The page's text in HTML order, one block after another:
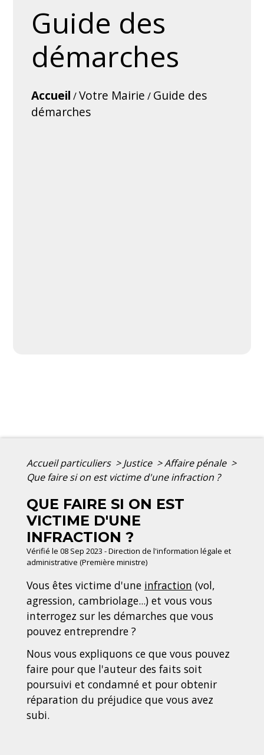
Guide des
démarches
Accueil /Votre Mairie / Guide des
démarches
Accueil particuliers > Justice >Affaire pénale >
Que faire si on est victime d'une infraction ?
QUE FAIRE SI ON EST
VICTIME D'UNE
INFRACTION ?
Vérifié le 08 Sep 2023 - Direction de l'information légale et
administrative (Première ministre)
Vous êtes victime d'une infraction (vol,
agression, cambriolage...) et vous vous
interrogez sur les démarches que vous
pouvez entreprendre ?
Nous vous expliquons ce que vous pouvez
faire pour que l'auteur des faits soit
poursuivi et condamné et pour obtenir
réparation du préjudice que vous avez
subi.